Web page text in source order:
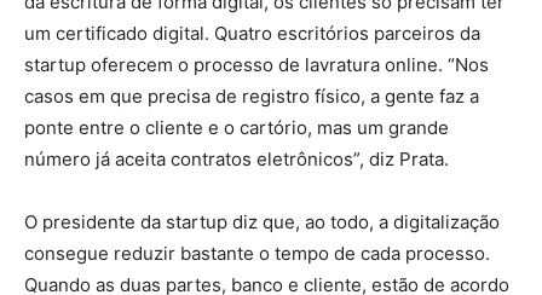
um certificado digital. Quatro escritórios parceiros da
startup oferecem o processo de lavratura online. “Nos
casos em que precisa de registro físico, a gente faz a
ponte entre o cliente e o cartório, mas um grande
número já aceita contratos eletrônicos”, diz Prata.
O presidente da startup diz que, ao todo, a digitalização
consegue reduzir bastante o tempo de cada processo.
Quando as duas partes, banco e cliente, estão de acordo